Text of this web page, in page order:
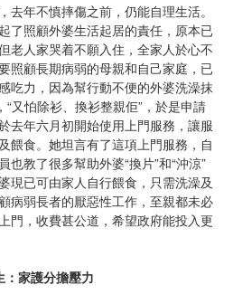
去年不慎摔傷之前，仍能自理生活。
了照顧外婆生活起居的責任，原本已
老人家哭着不願入住，全家人於心不
照顧長期病弱的母親和自己家庭，已
吃力，因為幫行動不便的外婆洗澡抹
“又怕除衫、換衫整親佢”，於是申請
去年六月初開始使用上門服務，讓服
餵食。她坦言有了這項上門服務，自
教了很多幫助外婆“換片”和“沖涼”
現已可由家人自行餵食，只需洗澡及
病弱長者的厭惡性工作，至親都未必
門，收費甚公道，希望政府能投入更
：家護分擔壓力